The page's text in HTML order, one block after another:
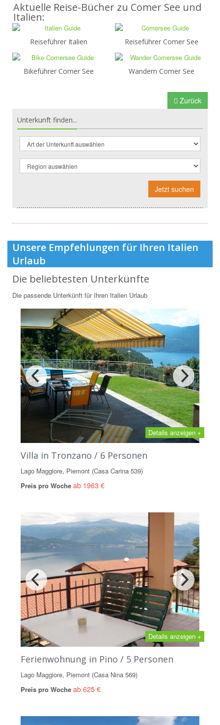
Aktuelle Reise-Bücher zu Comer See und
Italien:
Reiseführer Italien Reiseführer Comer See
Bikeführer Comer See Wandern Comer See
Zurück
Unterkunft finden...
Jetzt suchen
Unsere Empfehlungen für Ihren Italien
Urlaub
Die beliebtesten Unterkünfte
Die passende Unterkünft für Ihren Italien Urlaub
Details anzeigen +
Villa in Tronzano / 6 Personen
Lago Maggiore, Piemont (Casa Carina 539)
Preis pro Woche ab 1963 €
Details anzeigen +
Ferienwohnung in Pino / 5 Personen
Lago Maggiore, Piemont (Casa Nina 569)
Preis pro Woche ab 625 €